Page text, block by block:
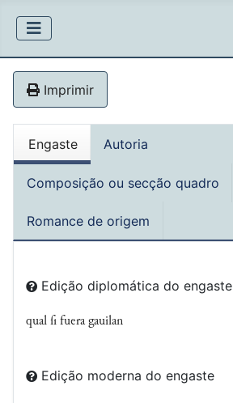
Imprimir
Engaste Autoria
Composição ou secção quadro
Romance de origem
Edição diplomática do engaste
qual ſi fuera gauilan
Edição moderna do engaste